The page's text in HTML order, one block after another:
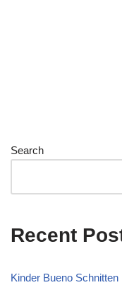
Search
Recent
Kinder Bueno Schnitten